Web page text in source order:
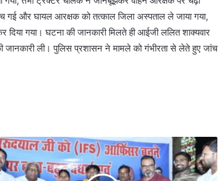
और घायल आरक्षक को तत्काल जिला अस्पताल ले जाया गया,
गया। घटना की जानकारी मिलते ही आईजी ललित शाक्यवार
जानकारी ली। पुलिस प्रशासन ने मामले को गंभीरता से लेते हुए जांच